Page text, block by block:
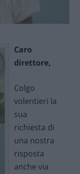
Caro
direttore,
Colgo
volentieri la
sua
richiesta di
una nostra
risposta
anche via